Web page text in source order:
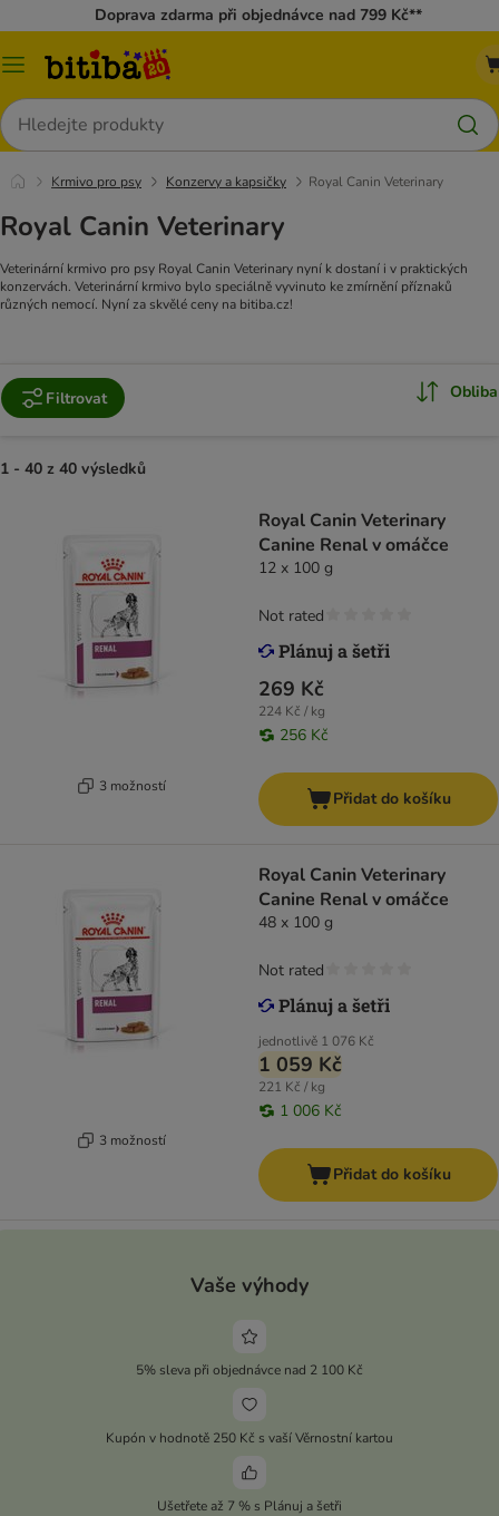
Doprava zdarma při objednávce nad 799 Kč**
Kategorie
Hledat
Krmivo pro psy Konzervy a kapsičky Royal Canin Veterinary
Royal Canin Veterinary
Veterinární krmivo pro psy Royal Canin Veterinary nyní k dostaní i v praktických
konzervách. Veterinární krmivo bylo speciálně vyvinuto ke zmírnění příznaků
různých nemocí. Nyní za skvělé ceny na bitiba.cz!
Filtrovat Obliba
1 - 40 z 40 výsledků
3 možností
Royal Canin Veterinary
Canine Renal v omáčce
12 x 100 g
269 Kč
224 Kč / kg
256 Kč
Not rated
Přidat do košíku
3 možností
Royal Canin Veterinary
Canine Renal v omáčce
48 x 100 g
jednotlivě 1 076 Kč
1 059 Kč
221 Kč / kg
1 006 Kč
Not rated
Přidat do košíku
Vaše výhody
5% sleva při objednávce nad 2 100 Kč
Kupón v hodnotě 250 Kč s vaší Věrnostní kartou
Ušetřete až 7 % s Plánuj a šetři